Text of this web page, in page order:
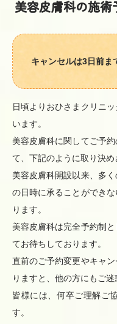
美容皮膚科の施
キャンセルは3日前ま
日頃よりおひさまクリニ
います。
美容皮膚科に関してご予
て、下記のように取り決め
美容皮膚科開設以来、多
の日時に承ることができ
ります。
美容皮膚科は完全予約制
てお待ちしております。
直前のご予約変更やキャ
りますと、他の方にもご迷
皆様には、何卒ご理解ご
す。